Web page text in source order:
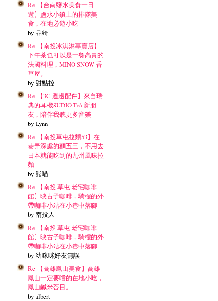
Re:【台南鹽水美食一日
遊】鹽水小鎮上的排隊美
食，在地必遊小吃
by 品綺
Re:【南投冰淇淋專賣店】
下午茶也可以是一餐高貴的
法國料理，MINO SNOW 香
草屋。
by 甜點控
Re:【3C 週邊配件】來自瑞
典的耳機SUDIO Två 新朋
友，陪伴我聽更多音樂
by Lynn
Re:【南投草屯拉麵53】在
巷弄深處的麵五三，不用去
日本就能吃到的九州風味拉
麵
by 熊喵
Re:【南投 草屯 老宅咖啡
館】映古子咖啡，騎樓的外
帶咖啡小站在小巷中落腳
by 南投人
Re:【南投 草屯 老宅咖啡
館】映古子咖啡，騎樓的外
帶咖啡小站在小巷中落腳
by 幼咪咪好友無誤
Re:【高雄鳳山美食】高雄
鳳山一定要嚐的在地小吃，
鳳山鹹米荅目。
by albert